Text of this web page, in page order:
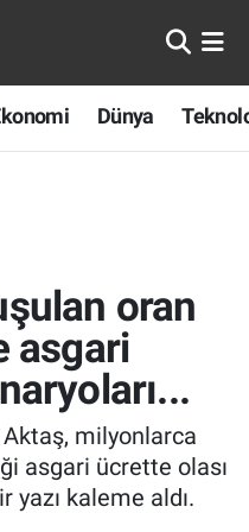
Dünya
oran
asgari
milyonlarca
asgari ücrette olası
yazı kaleme aldı.
Fikstür